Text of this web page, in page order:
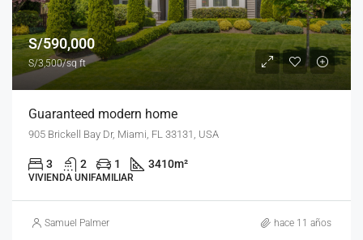
S/590,000
S/3,500/sq ft
Guaranteed modern home
905 Brickell Bay Dr, Miami, FL 33131, USA
3 2 1 3410m²
VIVIENDA UNIFAMILIAR
Samuel Palmer hace 11 años